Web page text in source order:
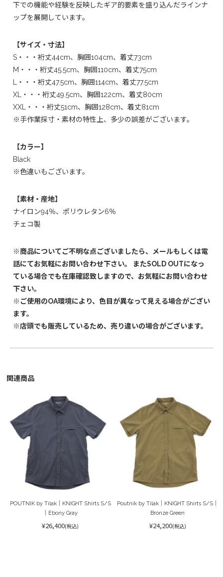
下での機能や経験を反映したギア的要素を盛り込んだラインナ
ップを展開しています。
【サイズ・寸法】
S・・・裄丈44cm、胸囲104cm、着丈73cm
M・・・裄丈45.5cm、胸囲110cm、着丈75cm
L・・・裄丈47.5cm、胸囲114cm、着丈77.5cm
XL・・・裄丈49.5cm、胸囲122cm、着丈80cm
XXL・・・裄丈51cm、胸囲128cm、着丈81cm
※手作業採寸・素材の特性上、多少の誤差がございます。
【カラー】
Black
※色違いもございます。
【素材・産地】
ナイロン94％、ポリウレタン6％
チェコ製
※商品についてご不明な点ございましたら、メールもしくは電
話にてお気軽にお問い合わせ下さい。 またSOLD OUTになっ
ている場合でも在庫確認致しますので、お気軽にお問い合わせ
下さい。
※ご使用のOA環境により、色目が異なって見える場合がござい
ます。
※店頭でも販売しているため、売り違いの場合がございます。
関連商品
POUTNIK by Tilak｜KNIGHT Shirts S/S
｜Ebony Gray
¥26,400(税込)
Poutnik by Tilak｜KNIGHT Shirts S/S｜
Bronze Green
¥24,200(税込)